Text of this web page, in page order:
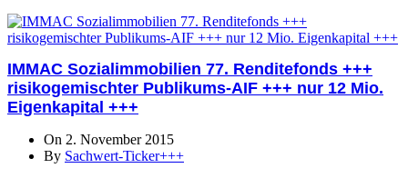
IMMAC Sozialimmobilien 77. Renditefonds +++
risikogemischter Publikums-AIF +++ nur 12 Mio.
Eigenkapital +++
On 2. November 2015
By Sachwert-Ticker+++